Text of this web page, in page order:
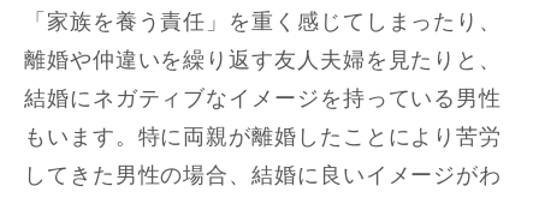
「家族を養う責任」を重く感じてしまったり、
離婚や仲違いを繰り返す友人夫婦を見たりと、
結婚にネガティブなイメージを持っている男性
もいます。特に両親が離婚したことにより苦労
してきた男性の場合、結婚に良いイメージがわ